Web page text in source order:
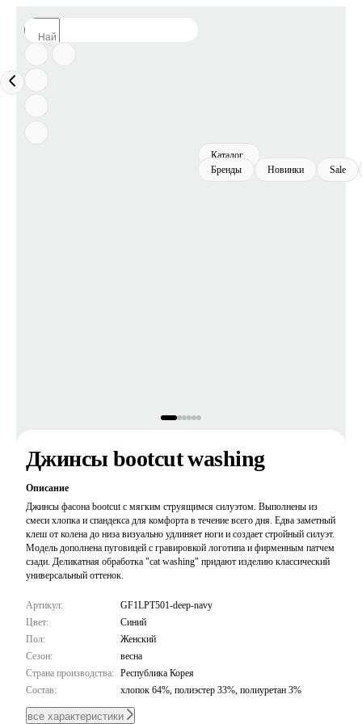
Каталог
Бренды
Новинки Sale
Джинсы bootcut washing
Описание
Джинсы фасона bootcut с мягким струящимся силуэтом. Выполнены из
смеси хлопка и спандекса для комфорта в течение всего дня. Едва заметный
клеш от колена до низа визуально удлиняет ноги и создает стройный силуэт.
Модель дополнена пуговицей с гравировкой логотипа и фирменным патчем
сзади. Деликатная обработка "cat washing" придают изделию классический
универсальный оттенок.
Артикул:
GF1LPT501-deep-navy
Цвет:
Синий
Пол:
Женский
Сезон:
весна
Страна производства: Республика Корея
Состав:
хлопок 64%, полиэстер 33%, полиуретан 3%
все характеристики